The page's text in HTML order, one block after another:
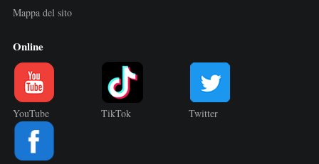
Mappa del sito
Online
YouTube TikTok Twitter